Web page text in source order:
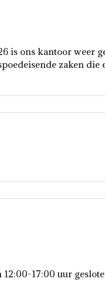
is ons kantoor weer
zaken
17:00 uur